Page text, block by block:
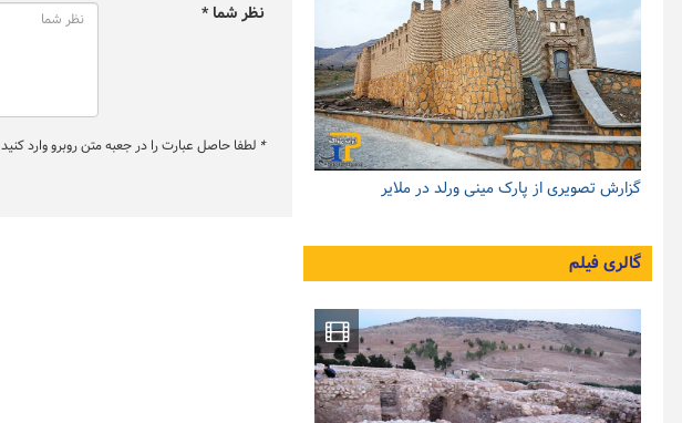
نظر شما *
* لطفا حاصل عبارت را در جعبه متن روبرو وارد کنید
گزارش تصویری از پارک مینی ورلد در ملایر
گالری فیلم